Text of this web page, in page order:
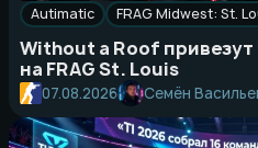
Autimatic FRAG Midwest: St.
Without a Roof
на FRAG St. Louis
07.08.2026 Семён